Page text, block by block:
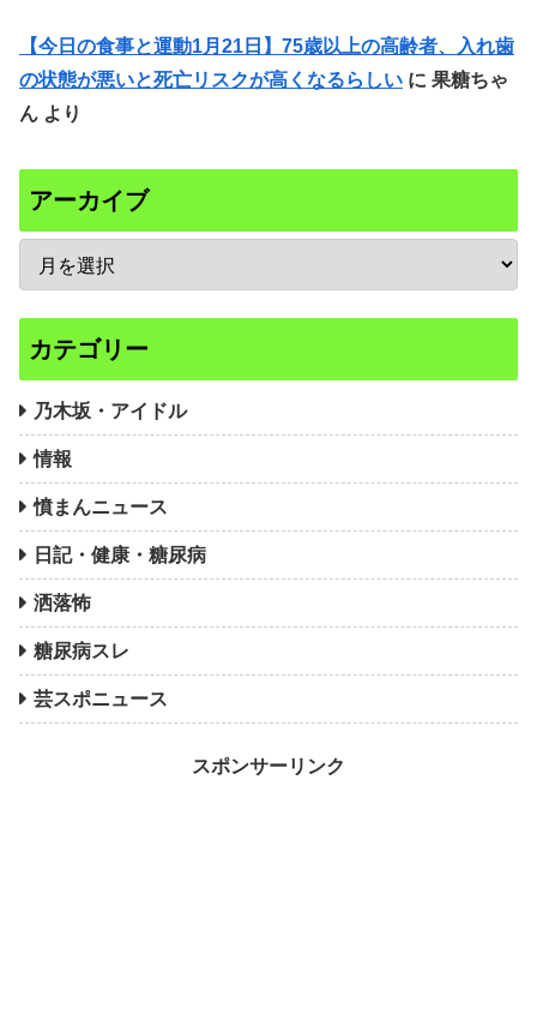
【今日の食事と運動1月21日】75歳以上の高齢者、入れ歯
の状態が悪いと死亡リスクが高くなるらしい に 果糖ちゃ
ん より
アーカイブ
カテゴリー
乃木坂・アイドル
情報
憤まんニュース
日記・健康・糖尿病
洒落怖
糖尿病スレ
芸スポニュース
スポンサーリンク